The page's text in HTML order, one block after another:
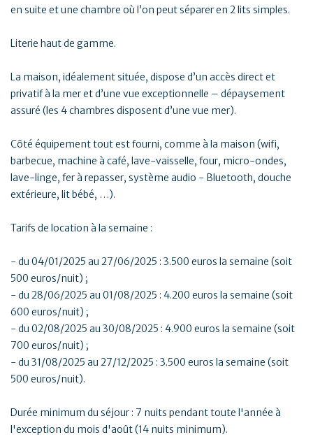
en suite et une chambre où l’on peut séparer en 2 lits simples.
Literie haut de gamme.
La maison, idéalement située, dispose d’un accès direct et
privatif à la mer et d’une vue exceptionnelle – dépaysement
assuré (les 4 chambres disposent d’une vue mer).
Côté équipement tout est fourni, comme à la maison (wifi,
barbecue, machine à café, lave-vaisselle, four, micro-ondes,
lave-linge, fer à repasser, système audio - Bluetooth, douche
extérieure, lit bébé, …).
Tarifs de location à la semaine :
- du 04/01/2025 au 27/06/2025 : 3.500 euros la semaine (soit
500 euros/nuit) ;
- du 28/06/2025 au 01/08/2025 : 4.200 euros la semaine (soit
600 euros/nuit) ;
- du 02/08/2025 au 30/08/2025 : 4.900 euros la semaine (soit
700 euros/nuit) ;
- du 31/08/2025 au 27/12/2025 : 3.500 euros la semaine (soit
500 euros/nuit).
Durée minimum du séjour : 7 nuits pendant toute l'année à
l'exception du mois d'août (14 nuits minimum).